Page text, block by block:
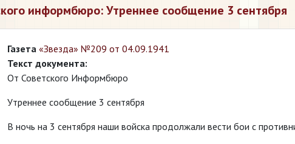
информбюро: Утреннее сообщение 3 сентября
Газета «Звезда» №209 от 04.09.1941
Текст документа:
От Советского Информбюро
Утреннее сообщение 3 сентября
В ночь на 3 сентября наши войска продолжали вести бои с